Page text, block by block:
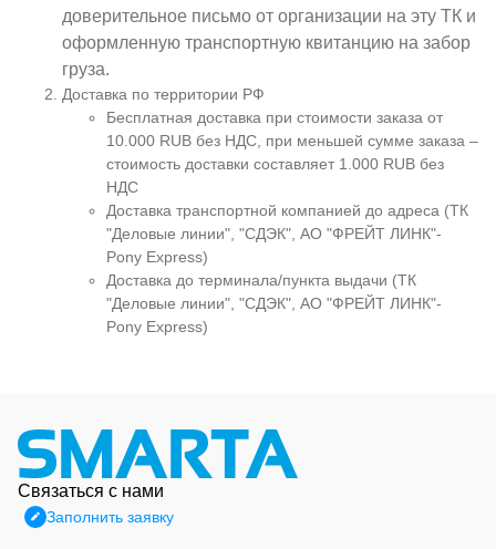
доверительное письмо от организации на эту ТК и
оформленную транспортную квитанцию на забор
груза.
Доставка по территории РФ
Бесплатная доставка при стоимости заказа от
10.000 RUB без НДС, при меньшей сумме заказа –
стоимость доставки составляет 1.000 RUB без
НДС
Доставка транспортной компанией до адреса (ТК
"Деловые линии", "СДЭК", АО "ФРЕЙТ ЛИНК"-
Pony Express)
Доставка до терминала/пункта выдачи (ТК
"Деловые линии", "СДЭК", АО "ФРЕЙТ ЛИНК"-
Pony Express)
Связаться с нами
Заполнить заявку